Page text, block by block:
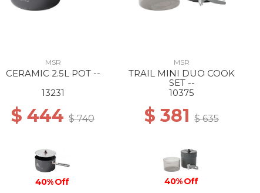
MSR
CERAMIC 2.5L POT --
13231
$ 444$ 740
40% Off
MSR
TRAIL MINI DUO COOK
SET --
10375
$ 381$ 635
40% Off